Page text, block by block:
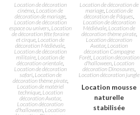
Location de décoration
cinéma Location de
décoration de mariage,
Location de décoration
espace ou univers Location
de décoration fête foraine
et cirque Location de
décoration Médiévale
Location de décoration
militaire Location de
décoration orientale
Location de décoration
safari, Location de
décoration thème pirate,
Location de matériel
technique, Location
décoration Avatar,
Location décoration
d'halloween, Location
Location de décoration de
mariage Location de
décoration de Pâques
Location de décoration
Médiévale Location de
décoration thème pirate,
Location décoration
Avatar, Location
décoration Campagne
Forêt, Location décoration
d'halloween, Location
décoration Dinosaures
Location décoration jungle
Location mousse
naturelle
stabilisée